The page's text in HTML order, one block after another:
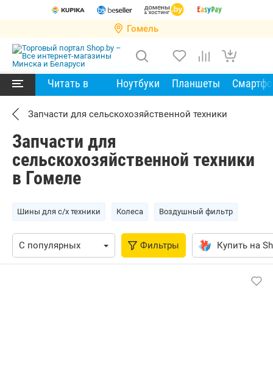
Гомель
Читать в Ноутбуки Планшеты
Запчасти для сельскохозяйственной техники
Запчасти для
сельскохозяйственной техники
в Гомеле
Шины для с/х техники Колеса Воздушный фильтр
Фильтры Купить на